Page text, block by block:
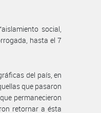
social,
hasta el 7
del país, en
que pasaron
permanecieron
retornar a ésta